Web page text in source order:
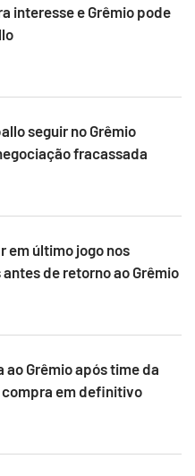
interesse e Grêmio pode
seguir no Grêmio
fracassada
em último jogo nos
de retorno ao Grêmio
ao Grêmio após time da
compra em definitivo